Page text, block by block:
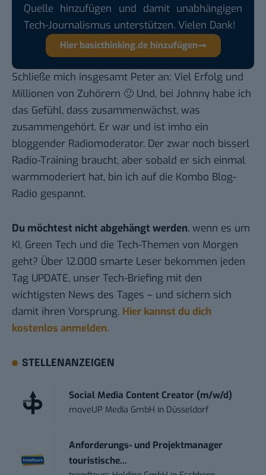
Quelle hinzufügen und damit unabhängigen
Tech-Journalismus unterstützen. Vielen Dank!
Hier basicthinking.de hinzufügen
Schließe mich insgesamt Peter an: Viel Erfolg und
Millionen von Zuhörern 🙂 Und, bei Johnny habe ich
das Gefühl, dass zusammenwächst, was
zusammengehört. Er war und ist imho ein
bloggender Radiomoderator. Der zwar noch bisserl
Radio-Training braucht, aber sobald er sich einmal
warmmoderiert hat, bin ich auf die Kombo Blog-
Radio gespannt.
Du möchtest nicht abgehängt werden, wenn es um
KI, Green Tech und die Tech-Themen von Morgen
geht? Über 12.000 smarte Leser bekommen jeden
Tag UPDATE, unser Tech-Briefing mit den
wichtigsten News des Tages – und sichern sich
damit ihren Vorsprung. Hier kannst du dich
kostenlos anmelden.
STELLENANZEIGEN
Social Media Content Creator (m/w/d)
moveUP Media GmbH in Düsseldorf
Anforderungs- und Projektmanager
touristische...